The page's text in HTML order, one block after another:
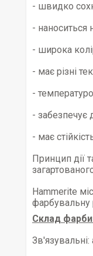
- швидко
- наноситься
- широка
- має різні
-
- забезпечує
- має
Принцип дії
Hammerite
фарбувальну
Склад